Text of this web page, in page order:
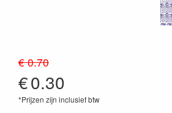
€ 0.70
€0.30
*Prijzen zijn inclusief btw